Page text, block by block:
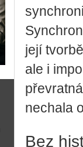
její
ale i
nechala
Bez